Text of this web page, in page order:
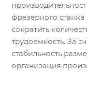
фрезерного
сократить
трудоемкость. За
стабильность
организация